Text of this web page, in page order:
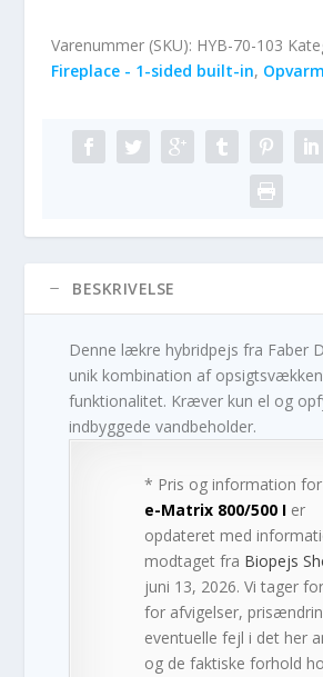
Varenummer (SKU): HYB-70-103
Fireplace - 1-sided built-in,
BESKRIVELSE
Denne lækre hybridpejs fra Faber
unik kombination af
funktionalitet. Kræver kun el og
indbyggede vandbeholder.
* Pris og information
e-Matrix 800/500 I er
opdateret med
modtaget fra Biopejs
juni 13, 2026. Vi tager
for afvigelser,
eventuelle fejl i det her
og de faktiske forhold